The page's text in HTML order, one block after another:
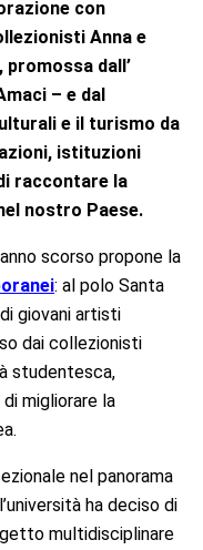
con
Anna e
dall’
– e dal
e il turismo da
istituzioni
raccontare la
nostro Paese.
scorso propone la
: al polo Santa
giovani artisti
dai collezionisti
studentesca,
migliorare la
nel panorama
ha deciso di
multidisciplinare